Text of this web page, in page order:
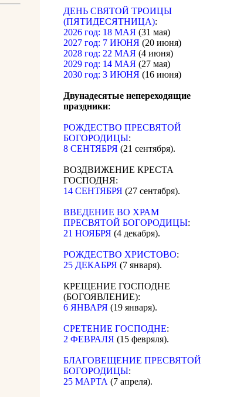
ДЕНЬ СВЯТОЙ ТРОИЦЫ
(ПЯТИДЕСЯТНИЦА):
2026 год: 18 МАЯ (31 мая)
2027 год: 7 ИЮНЯ (20 июня)
2028 год: 22 МАЯ (4 июня)
2029 год: 14 МАЯ (27 мая)
2030 год: 3 ИЮНЯ (16 июня)
Двунадесятые непереходящие
праздники:
РОЖДЕСТВО ПРЕСВЯТОЙ
БОГОРОДИЦЫ:
8 СЕНТЯБРЯ (21 сентября).
ВОЗДВИЖЕНИЕ КРЕСТА
ГОСПОДНЯ:
14 СЕНТЯБРЯ (27 сентября).
ВВЕДЕНИЕ ВО ХРАМ
ПРЕСВЯТОЙ БОГОРОДИЦЫ:
21 НОЯБРЯ (4 декабря).
РОЖДЕСТВО ХРИСТОВО:
25 ДЕКАБРЯ (7 января).
КРЕЩЕНИЕ ГОСПОДНЕ
(БОГОЯВЛЕНИЕ):
6 ЯНВАРЯ (19 января).
СРЕТЕНИЕ ГОСПОДНЕ:
2 ФЕВРАЛЯ (15 февряля).
БЛАГОВЕЩЕНИЕ ПРЕСВЯТОЙ
БОГОРОДИЦЫ:
25 МАРТА (7 апреля).